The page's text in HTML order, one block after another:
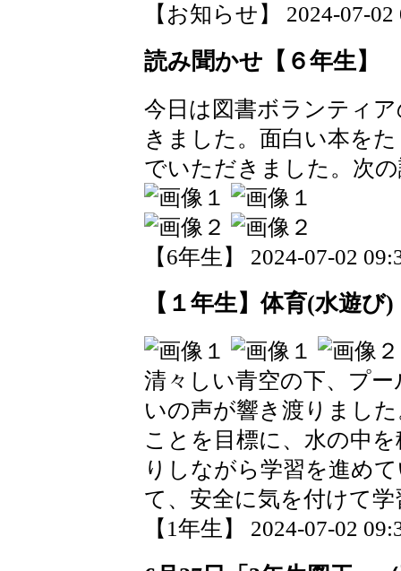
【お知らせ】 2024-07-02
読み聞かせ【６年生】
今日は図書ボランティ
きました。面白い本を
でいただきました。次
【6年生】 2024-07-02
【１年生】体育(水遊び)
清々しい青空の下、プ
いの声が響き渡りまし
ことを目標に、水の中
りしながら学習を進め
て、安全に気を付けて
【1年生】 2024-07-02